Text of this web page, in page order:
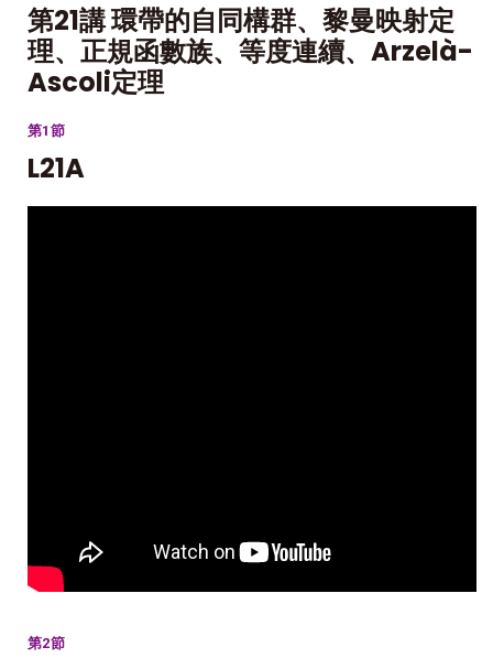
第21講 環帶的自同構群、黎曼映射定
理、正規函數族、等度連續、Arzelà-
Ascoli定理
第1節
L21A
第2節